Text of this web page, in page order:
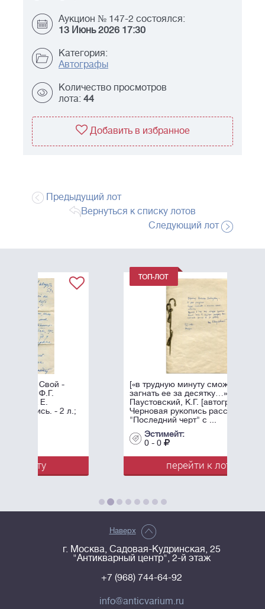
Аукцион № 147-2 состоялся:
13 Июнь 2026 17:30
Категория:
Автографы
Количество просмотров
лота: 44
Добавить в избранное
Предыдущий лот
Вернуться к списку лотов
Следующий лот
[«в трудную минуту сможете
загнать ее за десятку…»]
Паустовский, К.Г. [автограф].
Черновая рукопись рассказа
"Последний черт" с ...
перейти к лоту
Наверх
г. Москва, Садовая-Кудринская, 25
"Антикварный центр", 2-й этаж
+7 (968) 744-64-92
info@anticvarium.ru